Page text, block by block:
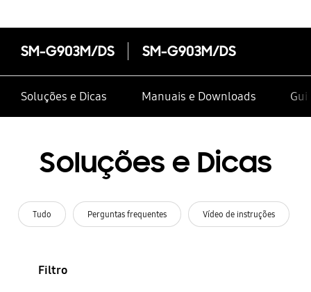
SM-G903M/DS SM-G903M/DS
Soluções e Dicas Manuais e Downloads
Soluções e Dicas
Tudo Perguntas frequentes Vídeo de instruções
Filtro